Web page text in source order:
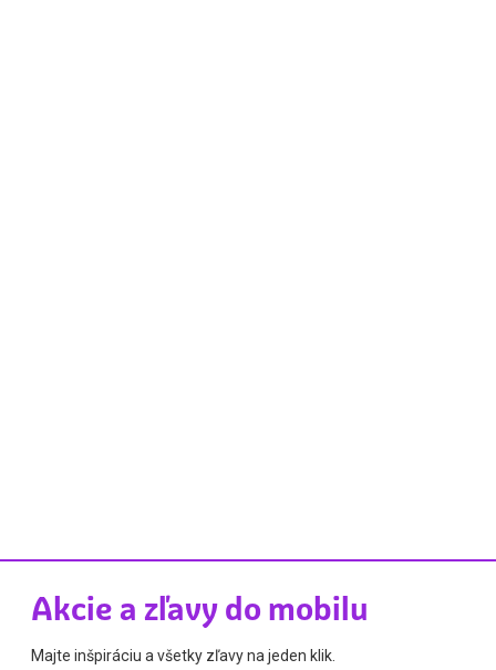
Akcie a zľavy do mobilu
Majte inšpiráciu a všetky zľavy na jeden klik.